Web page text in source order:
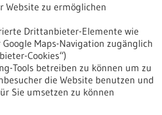
Jahr wieder herausragende
und mittleren Unternehmen aus
Mittelpunkt. Bewerbungen sind
fuer-innovationspreis-
zu ermöglichen
Drittanbieter-Elemente wie
Maps-Navigation zugänglich
Cookies“)
Tools betreiben zu können um zu
die Website benutzen und
Sie umsetzen zu können